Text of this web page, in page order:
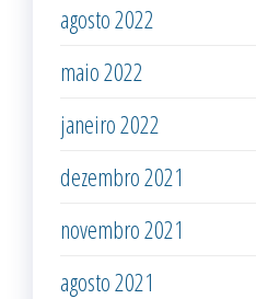
agosto 2022
maio 2022
janeiro 2022
dezembro 2021
novembro 2021
agosto 2021